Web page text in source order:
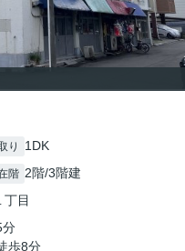
り 1DK
階 2階/3階建
丁目
分
歩8分